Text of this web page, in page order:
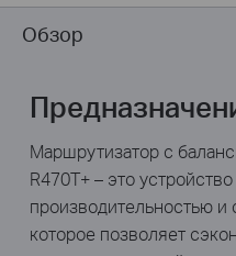
Обзор
Маршрутизатор с
R470T+ – это
производительностью и
которое позволяет